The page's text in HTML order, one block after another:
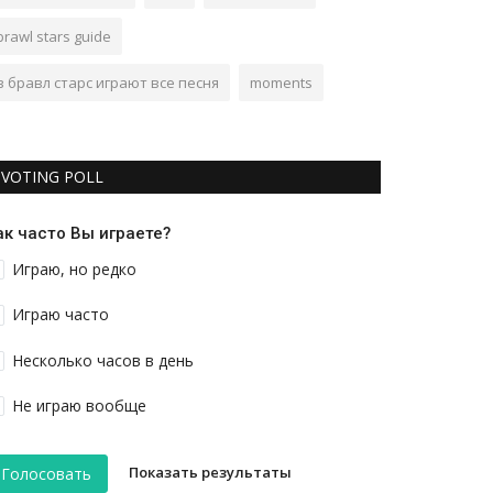
stars guide
бравл старс играют все песня moments
VOTING POLL
часто Вы играете?
Играю, но редко
Играю часто
Несколько часов в день
Не играю вообще
Голосовать Показать результаты